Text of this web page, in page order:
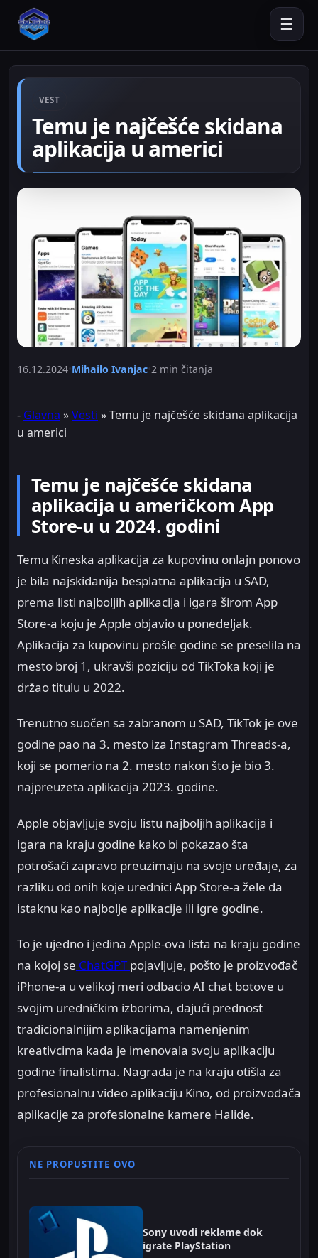
☰
VEST
Temu je najčešće skidana
aplikacija u americi
16.12.2024 Mihailo Ivanjac 2 min čitanja
- Glavna »Vesti »Temu je najčešće skidana aplikacija
u americi
Temu je najčešće skidana
aplikacija u američkom App
Store-u u 2024. godini
Temu Kineska aplikacija za kupovinu onlajn ponovo
je bila najskidanija besplatna aplikacija u SAD,
prema listi najboljih aplikacija i igara širom App
Store-a koju je Apple objavio u ponedeljak.
Aplikacija za kupovinu prošle godine se preselila na
mesto broj 1, ukravši poziciju od TikToka koji je
držao titulu u 2022.
Trenutno suočen sa zabranom u SAD, TikTok je ove
godine pao na 3. mesto iza Instagram Threads-a,
koji se pomerio na 2. mesto nakon što je bio 3.
najpreuzeta aplikacija 2023. godine.
Apple objavljuje svoju listu najboljih aplikacija i
igara na kraju godine kako bi pokazao šta
potrošači zapravo preuzimaju na svoje uređaje, za
razliku od onih koje urednici App Store-a žele da
istaknu kao najbolje aplikacije ili igre godine.
To je ujedno i jedina Apple-ova lista na kraju godine
na kojoj se ChatGPTpojavljuje, pošto je proizvođač
iPhone-a u velikoj meri odbacio AI chat botove u
svojim uredničkim izborima, dajući prednost
tradicionalnijim aplikacijama namenjenim
kreativcima kada je imenovala svoju aplikaciju
godine finalistima. Nagrada je na kraju otišla za
profesionalnu video aplikaciju Kino, od proizvođača
aplikacije za profesionalne kamere Halide.
NE PROPUSTITE OVO
Sony uvodi reklame dok
igrate PlayStation